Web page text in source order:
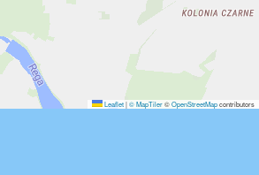
Leaflet|© MapTiler©OpenStreetMapcontributors